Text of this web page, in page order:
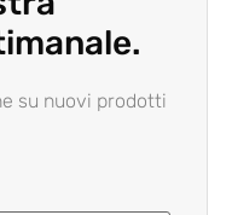
su nuovi prodotti